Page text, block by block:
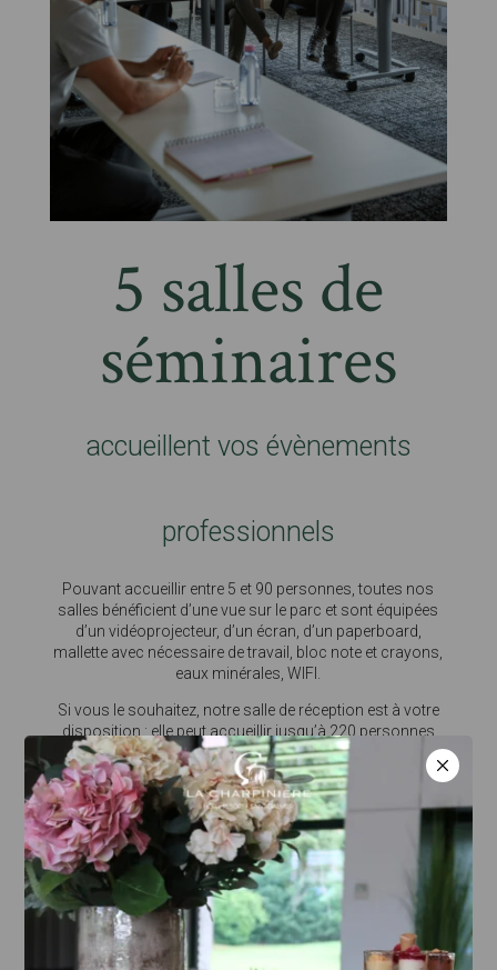
5 salles de
séminaires
accueillent vos évènements
professionnels
Pouvant accueillir entre 5 et 90 personnes, toutes nos
salles bénéficient d’une vue sur le parc et sont équipées
d’un vidéoprojecteur, d’un écran, d’un paperboard,
mallette avec nécessaire de travail, bloc note et crayons,
eaux minérales, WIFI.
Si vous le souhaitez, notre salle de réception est à votre
disposition : elle peut accueillir jusqu’à 220 personnes
assises ou 300 personnes debout, elle s’ouvre sur la
terrasse panoramique et le parc.